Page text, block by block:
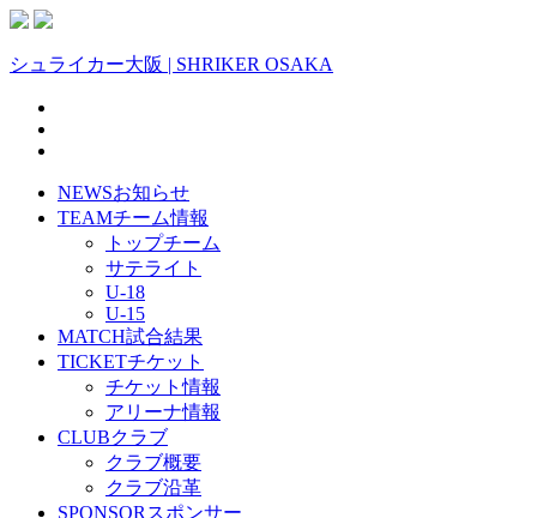
シュライカー大阪 | SHRIKER OSAKA
NEWSお知らせ
TEAMチーム情報
トップチーム
サテライト
U-18
U-15
MATCH試合結果
TICKETチケット
チケット情報
アリーナ情報
CLUBクラブ
クラブ概要
クラブ沿革
SPONSOR スポンサー